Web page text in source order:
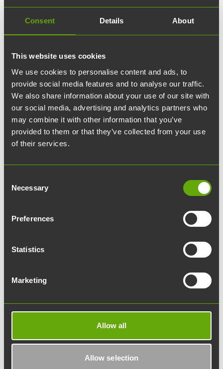
Consent Details About
This website uses cookies
We use cookies to personalise content and ads, to
provide social media features and to analyse our traffic.
We also share information about your use of our site with
our social media, advertising and analytics partners who
may combine it with other information that you’ve
provided to them or that they’ve collected from your use
of their services.
Selection
Necessary
Preferences
Statistics
Marketing
Allow all
Allow selection
Vaihtuvien näyttelyiden tilassa Joen kumppanit
voivat esitellä toimintaansa rakentamalla sinne
lyhytaikaisen messuosastomaisen näyttelyn.
pöytäryhmä. Näyttelyn sisältö ja jakson pituus
Joen yhteystiedot